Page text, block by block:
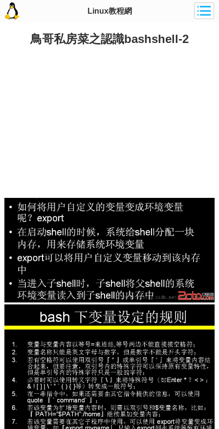
Linux教程網
鳥哥私房菜之認識bashshell-2